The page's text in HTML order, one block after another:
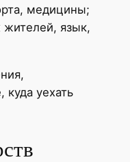
медицины;
жителей, язык,
уехать